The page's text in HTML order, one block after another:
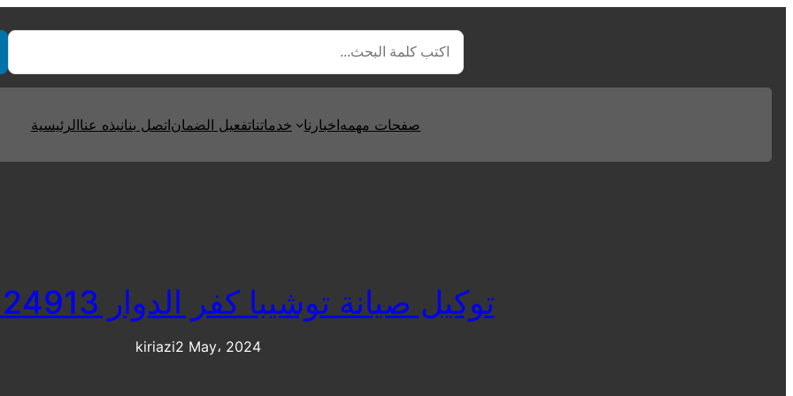
الرئيسيةنبذه عنااتصل بناتفعيل الضمانخدماتنا اخبارناصفحات مهمه
توكيل صيانة توشيبا كفر الدوار 01112124913
kiriazi2 May، 2024